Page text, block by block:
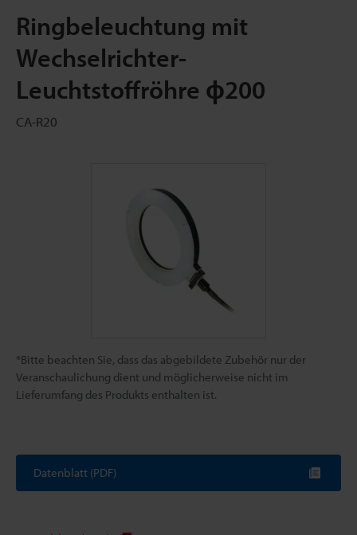
Ringbeleuchtung mit
Wechselrichter-
Leuchtstoffröhre ɸ200
CA-R20
*Bitte beachten Sie, dass das abgebildete Zubehör nur der
Veranschaulichung dient und möglicherweise nicht im
Lieferumfang des Produkts enthalten ist.
Datenblatt (PDF)